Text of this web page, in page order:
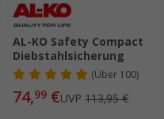
AL-KO Safety Compact
Diebstahlsicherung
(Über 100)
74,99 €UVP113,95 €